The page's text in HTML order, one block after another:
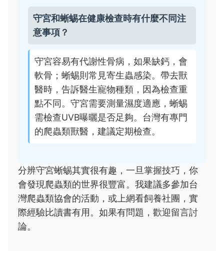
守宮和蜥蜴在健康檢查時有什麼不同注
意事項？
守宮容易有代謝性骨病，如果缺鈣，會
軟骨；蜥蜴則常見寄生蟲感染。帶去獸
醫時，告訴醫生寵物種類，因為檢查重
點不同。守宮需要測量濕度適應，蜥蜴
需檢查UVB曝曬是否足夠。台灣有專門
的爬蟲類獸醫，建議定期檢查。
分辨守宮蜥蜴其實很有趣，一旦掌握技巧，你
會發現爬蟲類的世界很豐富。我建議多參加台
灣爬蟲類協會的活動，或上網看飼養社團，實
際經驗比讀書有用。如果有問題，歡迎留言討
論。